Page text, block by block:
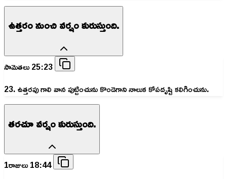
ఉత్తరం నుంచి వర్షం కురుస్తుంది.
సామెతలు 25:23
23. ఉత్తరపు గాలి వాన పుట్టించును కొండెగాని నాలుక కోపదృష్టి కలిగించును.
తరచూ వర్షం కురుస్తుంది.
1రాజులు 18:44